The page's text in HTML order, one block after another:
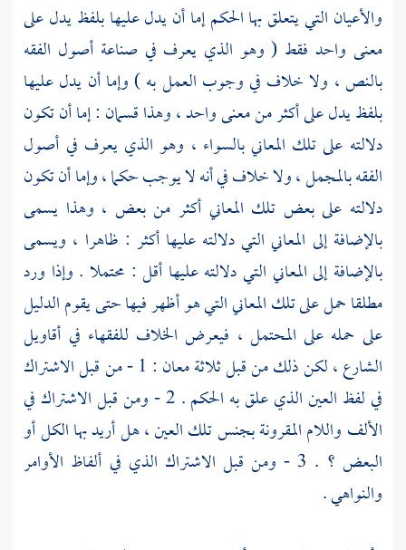
والأعيان التي يتعلق بها الحكم إما أن يدل عليها بلفظ يدل على
معنى واحد فقط ( وهو الذي يعرف في صناعة أصول الفقه
بالنص ، ولا خلاف في وجوب العمل به ) وإما أن يدل عليها
بلفظ يدل على أكثر من معنى واحد ، وهذا قسمان : إما أن تكون
دلالته على تلك المعاني بالسواء ، وهو الذي يعرف في أصول
الفقه بالمجمل ، ولا خلاف في أنه لا يوجب حكما ، وإما أن تكون
دلالته على بعض تلك المعاني أكثر من بعض ، وهذا يسمى
بالإضافة إلى المعاني التي دلالته عليها أكثر : ظاهرا ، ويسمى
بالإضافة إلى المعاني التي دلالته عليها أقل : محتملا . وإذا ورد
مطلقا حمل على تلك المعاني التي هو أظهر فيها حتى يقوم الدليل
على حمله على المحتمل ، فيعرض الخلاف للفقهاء في أقاويل
الشارع ، لكن ذلك من قبل ثلاثة معان : 1 - من قبل الاشتراك
في لفظ العين الذي علق به الحكم . 2 - ومن قبل الاشتراك في
الألف واللام المقرونة بجنس تلك العين ، هل أريد بها الكل أو
البعض ؟ . 3 - ومن قبل الاشتراك الذي في ألفاظ الأوامر
والنواهي .